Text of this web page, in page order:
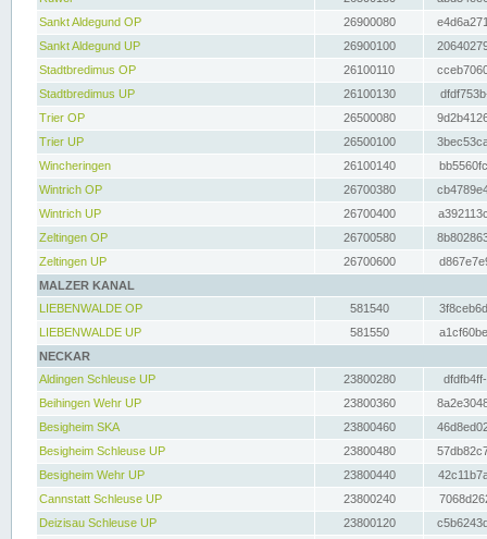
Sankt Aldegund OP
26900080
Sankt Aldegund UP
26900100
Stadtbredimus OP
26100110
Stadtbredimus UP
26100130
Trier OP
26500080
Trier UP
26500100
Wincheringen
26100140
Wintrich OP
26700380
Wintrich UP
26700400
Zeltingen OP
26700580
Zeltingen UP
26700600
MALZER KANAL
LIEBENWALDE OP
581540
LIEBENWALDE UP
581550
NECKAR
Aldingen Schleuse UP
23800280
Beihingen Wehr UP
23800360
Besigheim SKA
23800460
Besigheim Schleuse UP
23800480
Besigheim Wehr UP
23800440
Cannstatt Schleuse UP
23800240
Deizisau Schleuse UP
23800120